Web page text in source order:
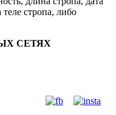
стропа, либо
СЕТЯХ